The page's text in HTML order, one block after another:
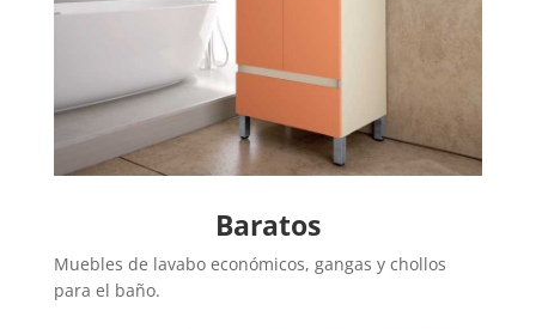
Baratos
Muebles de lavabo económicos, gangas y chollos
para el baño.